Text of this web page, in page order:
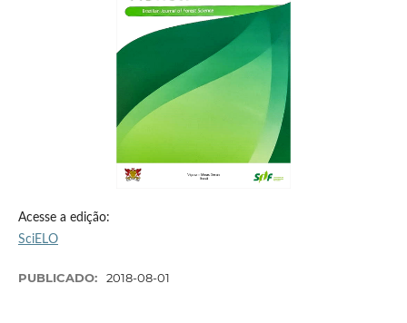
Acesse a edição:
SciELO
PUBLICADO: 2018-08-01